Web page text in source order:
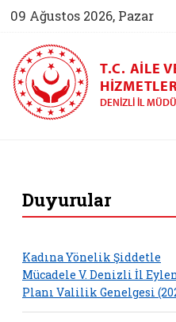
09 Ağustos 2026, Pazar
T.C. AILE
DENIZLI İL
Aile
Duyurular
Kadına Yönelik Şiddetle
Mücadele V. Denizli İl
Planı Valilik Genelgesi